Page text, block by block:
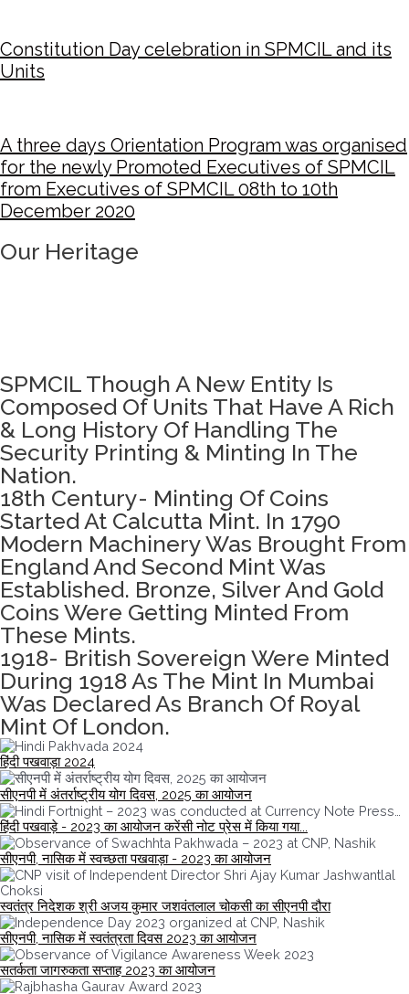
Constitution Day celebration in SPMCIL and its
Units
A three days Orientation Program was organised
for the newly Promoted Executives of SPMCIL
from Executives of SPMCIL 08th to 10th
December 2020
Our Heritage
SPMCIL Though A New Entity Is
Composed Of Units That Have A Rich
& Long History Of Handling The
Security Printing & Minting In The
Nation.
18th Century- Minting Of Coins
Started At Calcutta Mint. In 1790
Modern Machinery Was Brought From
England And Second Mint Was
Established. Bronze, Silver And Gold
Coins Were Getting Minted From
These Mints.
1918- British Sovereign Were Minted
During 1918 As The Mint In Mumbai
Was Declared As Branch Of Royal
Mint Of London.
हिंदी पखवाड़ा 2024
सीएनपी में अंतर्राष्ट्रीय योग दिवस, 2025 का आयोजन
हिंदी पखवाड़े - 2023 का आयोजन करेंसी नोट प्रेस में किया गया...
सीएनपी, नासिक में स्वच्छता पखवाड़ा - 2023 का आयोजन
स्वतंत्र निदेशक श्री अजय कुमार जशवंतलाल चोकसी का सीएनपी दौरा
सीएनपी, नासिक में स्वतंत्रता दिवस 2023 का आयोजन
सतर्कता जागरुकता सप्ताह 2023 का आयोजन